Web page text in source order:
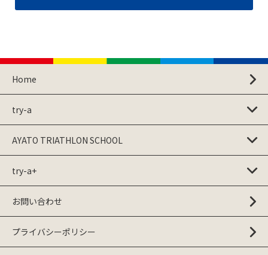
Home
try-a
AYATO TRIATHLON SCHOOL
try-a+
お問い合わせ
プライバシーポリシー